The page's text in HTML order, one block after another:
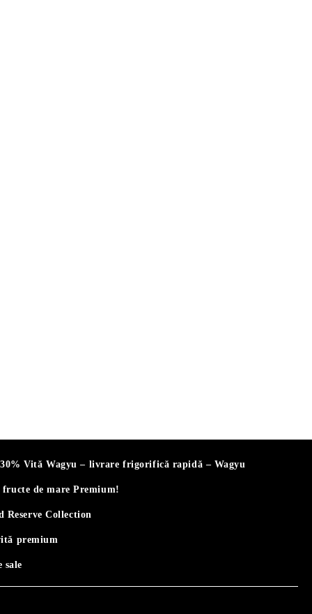
Vită Wagyu – livrare frigorifică rapidă – Wagyu
fructe de mare Premium!
Reserve Collection
premium
sale